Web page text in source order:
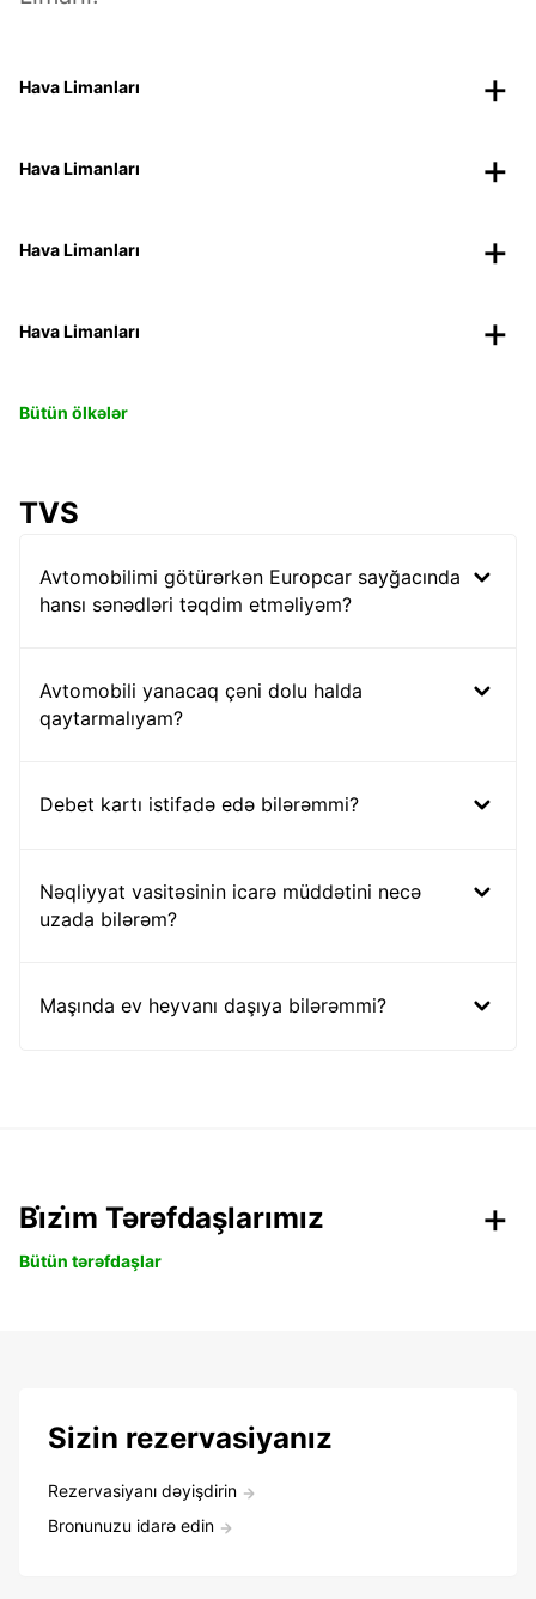
Hava Limanları
Hava Limanları
Hava Limanları
Hava Limanları
Bütün ölkələr
TVS
Avtomobilimi götürərkən Europcar sayğacında
hansı sənədləri təqdim etməliyəm?
Avtomobili yanacaq çəni dolu halda
qaytarmalıyam?
Debet kartı istifadə edə bilərəmmi?
Nəqliyyat vasitəsinin icarə müddətini necə
uzada bilərəm?
Maşında ev heyvanı daşıya bilərəmmi?
Bi̇zi̇m Tərəfdaşlarımız
Bütün tərəfdaşlar
Sizin rezervasiyanız
Rezervasiyanı dəyişdirin
Bronunuzu idarə edin